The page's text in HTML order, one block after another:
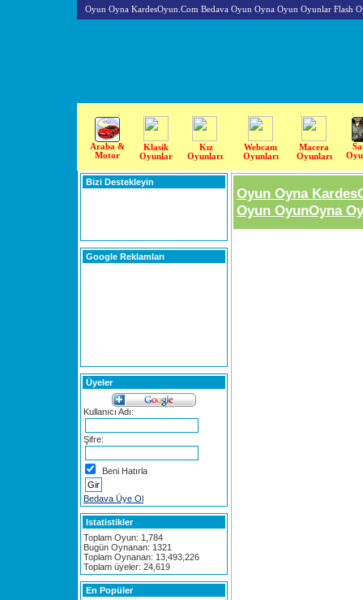
Oyun Oyna KardesOyun.Com Bedava Oyun Oyna Oyun Oyunlar Flash
Araba &
Motor
Klasik
Oyunlar
Kız
Oyunları
Webcam
Oyunları
Macera
Oyunları
Bizi Destekleyin
Google Reklamları
Üyeler
Kullanıcı Adı:
Şifre:
Beni Hatırla
Bedava Üye Ol
Istatistikler
Toplam Oyun: 1,784
Bugün Oynanan: 1321
Toplam Oynanan: 13,493,226
Toplam üyeler: 24,619
En Popüler
Oyun Oyna
Oyun OyunOyna